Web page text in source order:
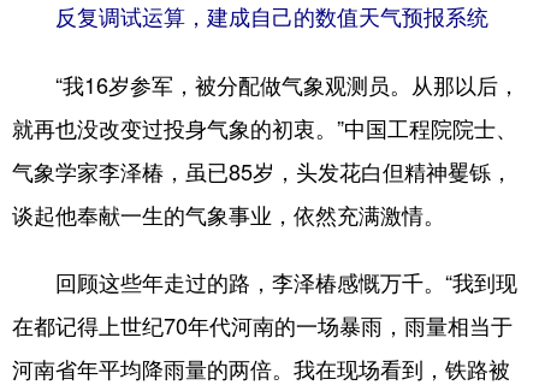
地方频道
北京 天津 河北 山西
辽宁 吉林 上海 江苏
广东 广西 海南 重庆
四川 贵州 云南 西藏
反复调试运算，建成自己的数值天气预报系统
“我16岁参军，被分配做气象观测员。从那以后，
就再也没改变过投身气象的初衷。”中国工程院院士、
气象学家李泽椿，虽已85岁，头发花白但精神矍铄，
谈起他奉献一生的气象事业，依然充满激情。
回顾这些年走过的路，李泽椿感慨万千。“我到现
在都记得上世纪70年代河南的一场暴雨，雨量相当于
河南省年平均降雨量的两倍。我在现场看到，铁路被